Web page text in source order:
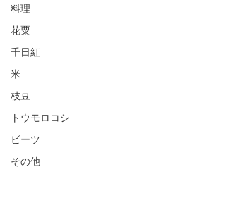
料理
花粟
千日紅
米
枝豆
トウモロコシ
ビーツ
その他